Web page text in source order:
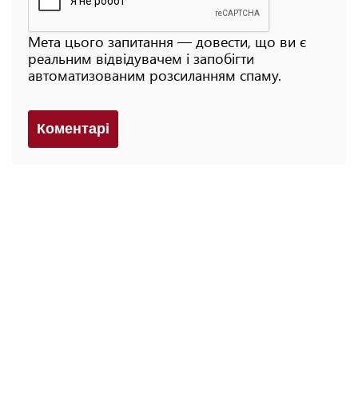
Мета цього запитання — довести, що ви є
реальним відвідувачем і запобігти
автоматизованим розсиланням спаму.
Коментарi